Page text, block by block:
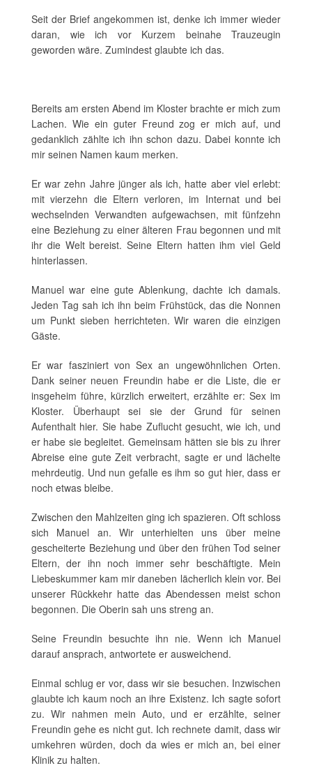
Seit der Brief angekommen ist, denke ich immer wieder
daran, wie ich vor Kurzem beinahe Trauzeugin
geworden wäre. Zumindest glaubte ich das.
Bereits am ersten Abend im Kloster brachte er mich zum
Lachen. Wie ein guter Freund zog er mich auf, und
gedanklich zählte ich ihn schon dazu. Dabei konnte ich
mir seinen Namen kaum merken.
Er war zehn Jahre jünger als ich, hatte aber viel erlebt:
mit vierzehn die Eltern verloren, im Internat und bei
wechselnden Verwandten aufgewachsen, mit fünfzehn
eine Beziehung zu einer älteren Frau begonnen und mit
ihr die Welt bereist. Seine Eltern hatten ihm viel Geld
hinterlassen.
Manuel war eine gute Ablenkung, dachte ich damals.
Jeden Tag sah ich ihn beim Frühstück, das die Nonnen
um Punkt sieben herrichteten. Wir waren die einzigen
Gäste.
Er war fasziniert von Sex an ungewöhnlichen Orten.
Dank seiner neuen Freundin habe er die Liste, die er
insgeheim führe, kürzlich erweitert, erzählte er: Sex im
Kloster. Überhaupt sei sie der Grund für seinen
Aufenthalt hier. Sie habe Zuflucht gesucht, wie ich, und
er habe sie begleitet. Gemeinsam hätten sie bis zu ihrer
Abreise eine gute Zeit verbracht, sagte er und lächelte
mehrdeutig. Und nun gefalle es ihm so gut hier, dass er
noch etwas bleibe.
Zwischen den Mahlzeiten ging ich spazieren. Oft schloss
sich Manuel an. Wir unterhielten uns über meine
gescheiterte Beziehung und über den frühen Tod seiner
Eltern, der ihn noch immer sehr beschäftigte. Mein
Liebeskummer kam mir daneben lächerlich klein vor. Bei
unserer Rückkehr hatte das Abendessen meist schon
begonnen. Die Oberin sah uns streng an.
Seine Freundin besuchte ihn nie. Wenn ich Manuel
darauf ansprach, antwortete er ausweichend.
Einmal schlug er vor, dass wir sie besuchen. Inzwischen
glaubte ich kaum noch an ihre Existenz. Ich sagte sofort
zu. Wir nahmen mein Auto, und er erzählte, seiner
Freundin gehe es nicht gut. Ich rechnete damit, dass wir
umkehren würden, doch da wies er mich an, bei einer
Klinik zu halten.